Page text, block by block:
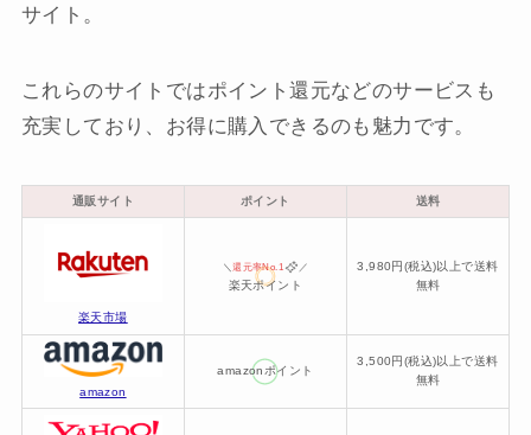
サイト。
これらのサイトではポイント還元などのサービスも
充実しており、お得に購入できるのも魅力です。
通販サイト ポイント 送料
楽天市場
＼還元率No.1 ／
楽天ポイント
3,980円(税込)以上で送料
無料
amazon
amazonポイント
3,500円(税込)以上で送料
無料